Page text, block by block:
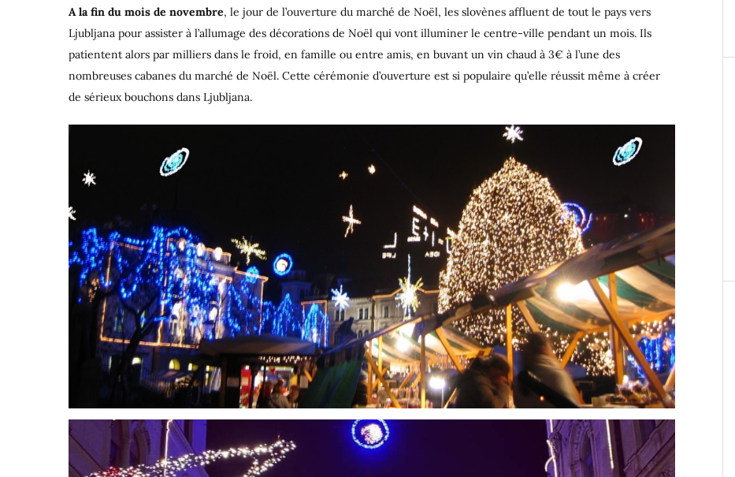
A la fin du mois de novembre, le jour de l’ouverture du marché de Noël, les slovènes affluent de tout le pays vers
Ljubljana pour assister à l’allumage des décorations de Noël qui vont illuminer le centre-ville pendant un mois. Ils
patientent alors par milliers dans le froid, en famille ou entre amis, en buvant un vin chaud à 3€ à l’une des
nombreuses cabanes du marché de Noël. Cette cérémonie d’ouverture est si populaire qu’elle réussit même à créer
de sérieux bouchons dans Ljubljana.